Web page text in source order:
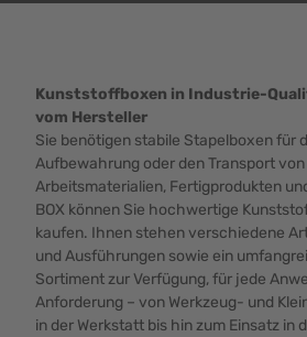
Kunststoffboxen in Industrie-
vom Hersteller
Sie benötigen stabile Stapelboxen für
Aufbewahrung oder den Transport von
Arbeitsmaterialien, Fertigprodukten
BOX können Sie hochwertige
kaufen. Ihnen stehen verschiedene
und Ausführungen sowie ein
Sortiment zur Verfügung, für jede
Anforderung – von Werkzeug- und
in der Werkstatt bis hin zum Einsatz in